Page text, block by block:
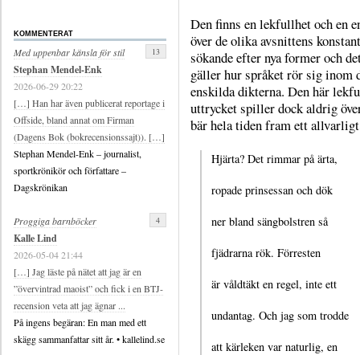
Den finns en lekfullhet och en
över de olika avsnittens
sökande efter nya former och
gäller hur språket rör sig inom
enskilda dikterna. Den här
uttrycket spiller dock aldrig
bär hela tiden fram ett
Hjärta? Det rimmar på ärta,
ropade prinsessan och dök
ner bland sängbolstren så
fjädrarna rök. Förresten
är våldtäkt en regel, inte ett
undantag. Och jag som trodde
att kärleken var naturlig, en
KOMMENTERAT
Med uppenbar känsla för stil
Stephan Mendel-Enk
2026-06-29 20:22
[…] Han har även publicerat reportage i
Offside, bland annat om Firman
(Dagens Bok (bokrecensionssajt)). […]
Stephan Mendel-Enk – journalist,
sportkrönikör och författare –
Dagskrönikan
13
Proggiga barnböcker
Kalle Lind
2026-05-04 21:44
[…] Jag läste på nätet att jag är en
”övervintrad maoist” och fick i en BTJ-
recension veta att jag ägnar ...
På ingens begäran: En man med ett
skägg sammanfattar sitt år. • kallelind.se
4